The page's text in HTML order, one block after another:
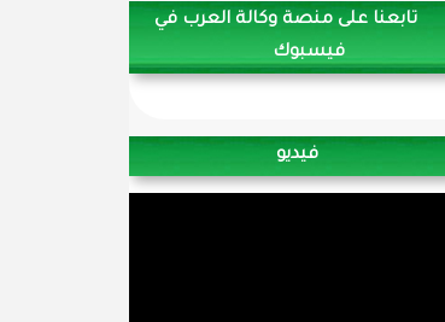
تابعنا على منصة وكالة العرب في
فيسبوك
فيديو